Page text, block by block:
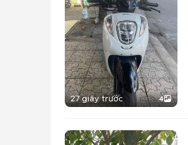
27 giây trước 4